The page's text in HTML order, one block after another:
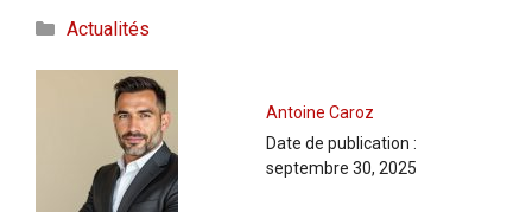
Catégories
Actualités
Antoine Caroz
Date de publication :
septembre 30, 2025